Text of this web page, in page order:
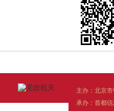
主办：北京
承办：首都